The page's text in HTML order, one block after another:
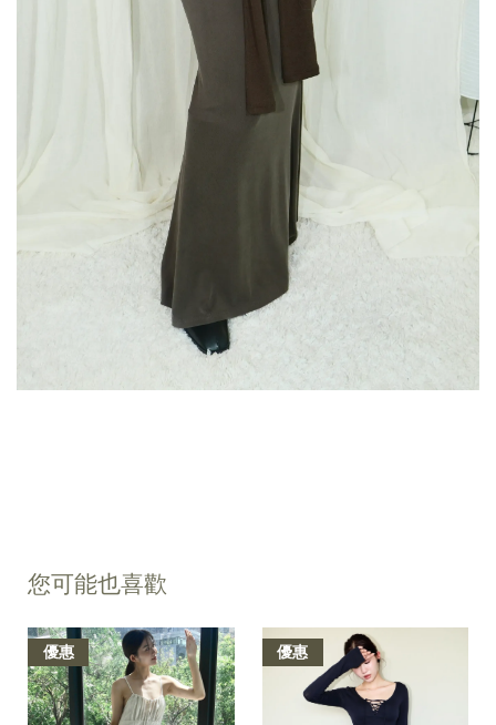
您可能也喜歡
優惠 優惠